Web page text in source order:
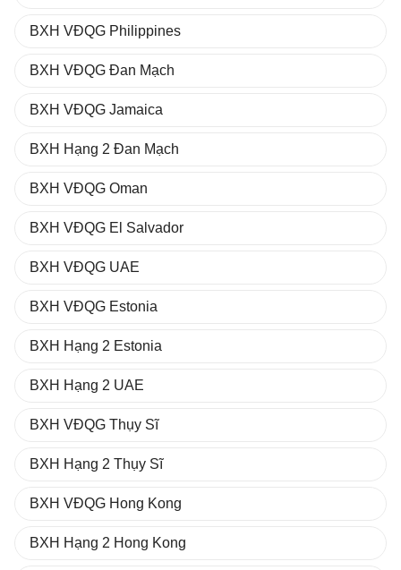
BXH VĐQG Philippines
BXH VĐQG Đan Mạch
BXH VĐQG Jamaica
BXH Hạng 2 Đan Mạch
BXH VĐQG Oman
BXH VĐQG El Salvador
BXH VĐQG UAE
BXH VĐQG Estonia
BXH Hạng 2 Estonia
BXH Hạng 2 UAE
BXH VĐQG Thụy Sĩ
BXH Hạng 2 Thụy Sĩ
BXH VĐQG Hong Kong
BXH Hạng 2 Hong Kong